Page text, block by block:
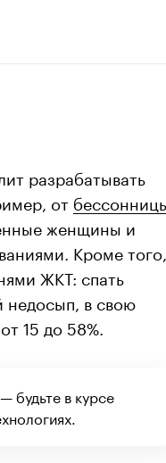
разрабатывать
от
женщины и
Кроме того,
ЖКТ: спать
в свою
15 до 58%.
— будьте в курсе